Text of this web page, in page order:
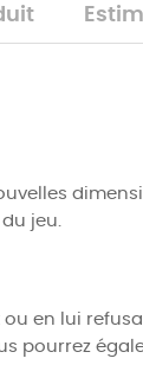
jeu.
en lui
pourrez